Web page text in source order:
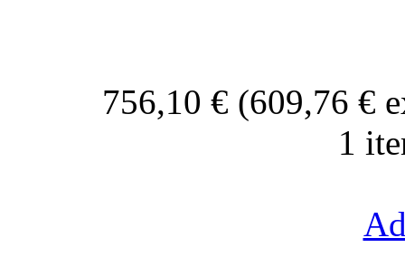
756,10 € (609,76 €
1